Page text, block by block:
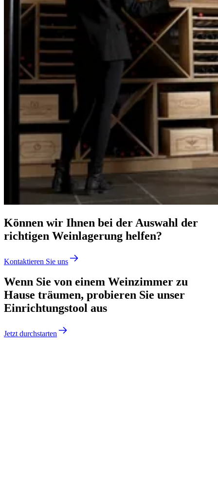
Können wir Ihnen bei der Auswahl der
richtigen Weinlagerung helfen?
Kontaktieren Sie uns
Wenn Sie von einem Weinzimmer zu
Hause träumen, probieren Sie unser
Einrichtungstool aus
Jetzt durchstarten